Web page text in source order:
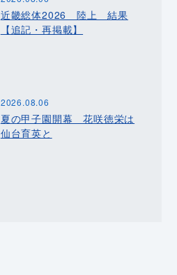
近畿総体2026 陸上 結果
【追記・再掲載】
2026.08.06
夏の甲子園開幕 花咲徳栄は
仙台育英と